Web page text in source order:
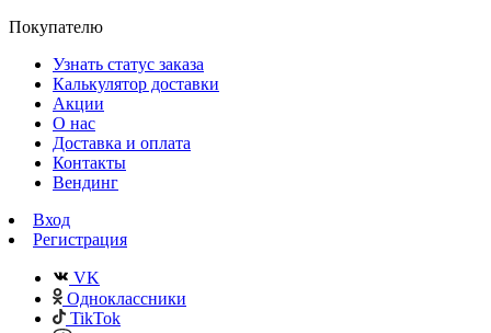
Покупателю
Узнать статус заказа
Калькулятор доставки
Акции
О нас
Доставка и оплата
Контакты
Вендинг
Вход
Регистрация
VK
Одноклассники
TikTok